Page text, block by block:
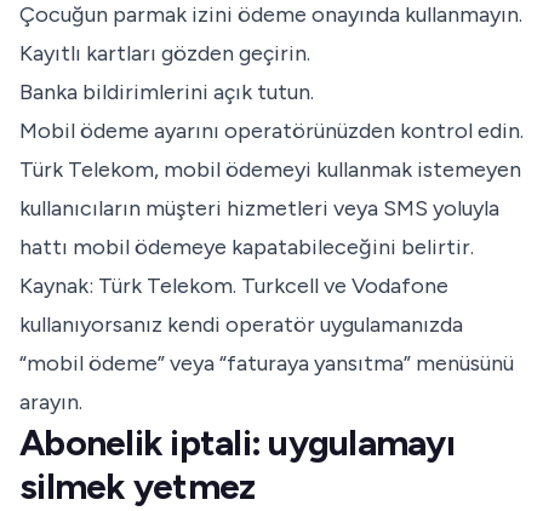
Çocuğun parmak izini ödeme onayında kullanmayın.
Kayıtlı kartları gözden geçirin.
Banka bildirimlerini açık tutun.
Mobil ödeme ayarını operatörünüzden kontrol edin.
Türk Telekom, mobil ödemeyi kullanmak istemeyen
kullanıcıların müşteri hizmetleri veya SMS yoluyla
hattı mobil ödemeye kapatabileceğini belirtir.
Kaynak: Türk Telekom. Turkcell ve Vodafone
kullanıyorsanız kendi operatör uygulamanızda
“mobil ödeme” veya “faturaya yansıtma” menüsünü
arayın.
Abonelik iptali: uygulamayı
silmek yetmez